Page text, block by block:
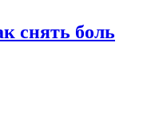
снять боль